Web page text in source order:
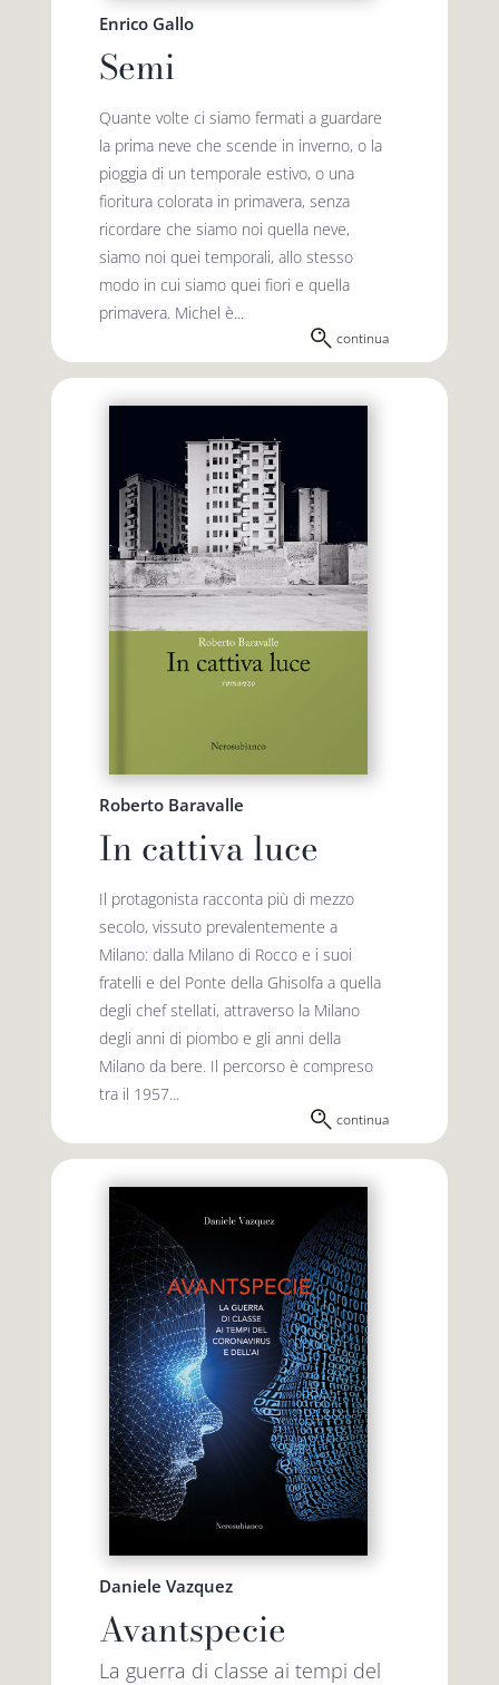
Enrico Gallo
Semi
Quante volte ci siamo fermati a guardare
la prima neve che scende in inverno, o la
pioggia di un temporale estivo, o una
fioritura colorata in primavera, senza
ricordare che siamo noi quella neve,
siamo noi quei temporali, allo stesso
modo in cui siamo quei fiori e quella
primavera. Michel è...
continua
Roberto Baravalle
In cattiva luce
Il protagonista racconta più di mezzo
secolo, vissuto prevalentemente a
Milano: dalla Milano di Rocco e i suoi
fratelli e del Ponte della Ghisolfa a quella
degli chef stellati, attraverso la Milano
degli anni di piombo e gli anni della
Milano da bere. Il percorso è compreso
tra il 1957...
continua
Daniele Vazquez
Avantspecie
La guerra di classe ai tempi del